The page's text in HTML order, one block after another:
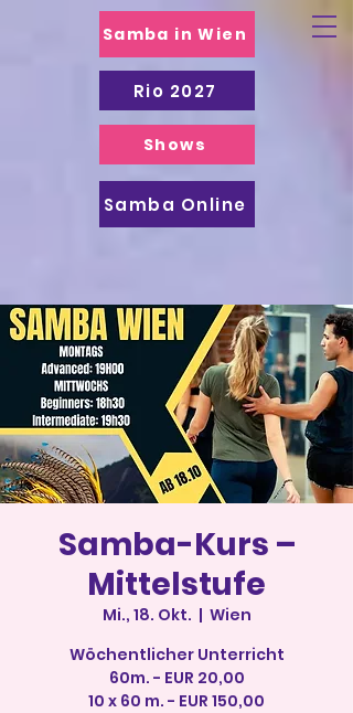
Samba in Wien
Samba Online
Shows
Rio 2027
Samba-Kurs –
Mittelstufe
Mi., 18. Okt.
  |
Wien
Wöchentlicher Unterricht
60m. - EUR 20,00
10 x 60 m. - EUR 150,00